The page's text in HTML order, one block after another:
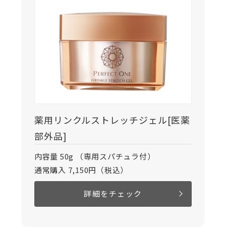
薬用リンクルストレッチジェル[医薬
部外品]
内容量 50g （専用スパチュラ付）
通常購入 7,150円（税込）
詳細をチェック